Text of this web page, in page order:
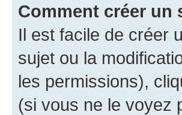
Comment créer un
Il est facile de créer
sujet ou la
les permissions),
(si vous ne le voyez